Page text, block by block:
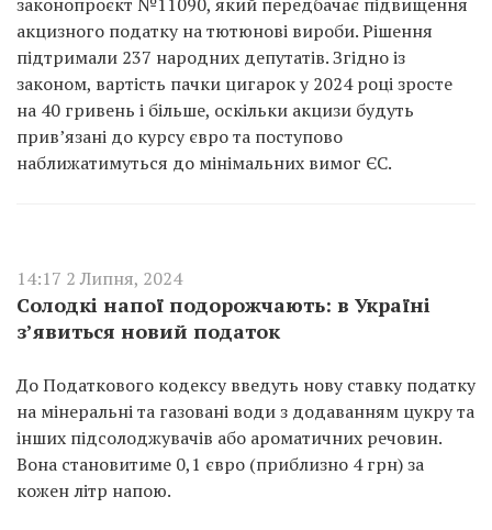
акцизного податку на тютюнові вироби. Рішення
підтримали 237 народних депутатів. Згідно із
законом, вартість пачки цигарок у 2024 році зросте
на 40 гривень і більше, оскільки акцизи будуть
прив’язані до курсу євро та поступово
наближатимуться до мінімальних вимог ЄС.
14:17 2 Липня, 2024
Солодкі напої подорожчають: в Україні
з’явиться новий податок
До Податкового кодексу введуть нову ставку податку
на мінеральні та газовані води з додаванням цукру та
інших підсолоджувачів або ароматичних речовин.
Вона становитиме 0,1 євро (приблизно 4 грн) за
кожен літр напою.